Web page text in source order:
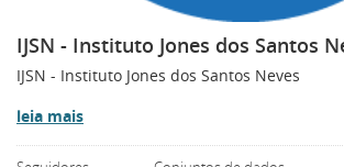
IJSN - Instituto Jones dos Santos
IJSN - Instituto Jones dos Santos Neves
leia mais